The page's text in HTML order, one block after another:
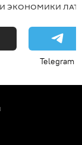
ЭКОНОМИКИ
Telegram